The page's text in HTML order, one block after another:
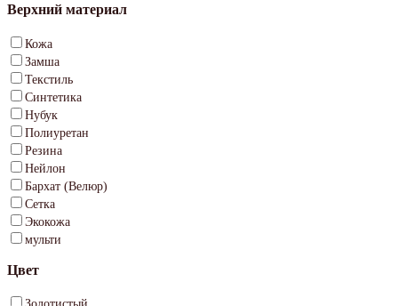
Верхний материал
Кожа
Замша
Текстиль
Синтетика
Нубук
Полиуретан
Резина
Нейлон
Бархат (Велюр)
Сетка
Экокожа
мульти
Цвет